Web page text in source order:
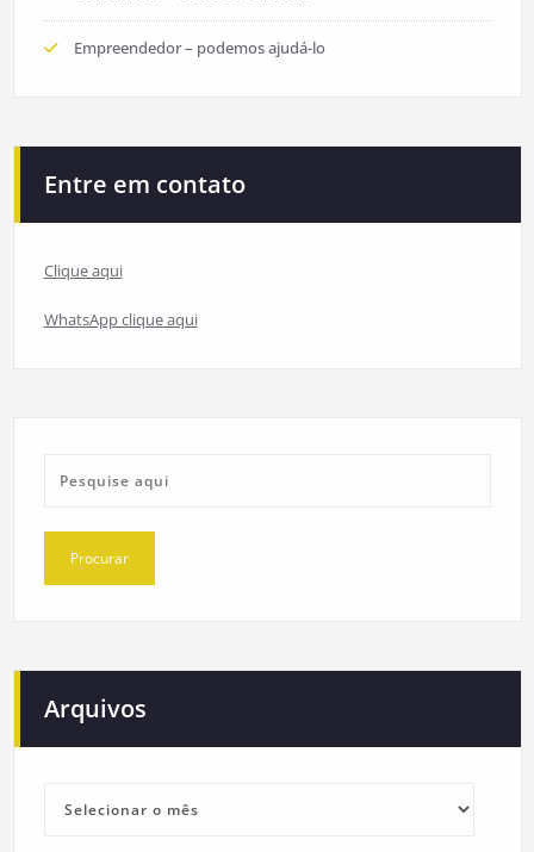
Empreendedor – podemos ajudá-lo
Entre em contato
Clique aqui
WhatsApp clique aqui
Arquivos